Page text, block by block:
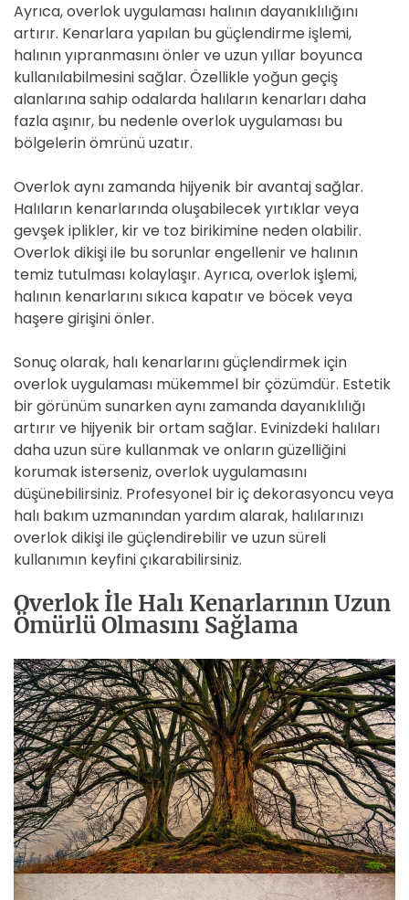
Ayrıca, overlok uygulaması halının dayanıklılığını
artırır. Kenarlara yapılan bu güçlendirme işlemi,
halının yıpranmasını önler ve uzun yıllar boyunca
kullanılabilmesini sağlar. Özellikle yoğun geçiş
alanlarına sahip odalarda halıların kenarları daha
fazla aşınır, bu nedenle overlok uygulaması bu
bölgelerin ömrünü uzatır.
Overlok aynı zamanda hijyenik bir avantaj sağlar.
Halıların kenarlarında oluşabilecek yırtıklar veya
gevşek iplikler, kir ve toz birikimine neden olabilir.
Overlok dikişi ile bu sorunlar engellenir ve halının
temiz tutulması kolaylaşır. Ayrıca, overlok işlemi,
halının kenarlarını sıkıca kapatır ve böcek veya
haşere girişini önler.
Sonuç olarak, halı kenarlarını güçlendirmek için
overlok uygulaması mükemmel bir çözümdür. Estetik
bir görünüm sunarken aynı zamanda dayanıklılığı
artırır ve hijyenik bir ortam sağlar. Evinizdeki halıları
daha uzun süre kullanmak ve onların güzelliğini
korumak isterseniz, overlok uygulamasını
düşünebilirsiniz. Profesyonel bir iç dekorasyoncu veya
halı bakım uzmanından yardım alarak, halılarınızı
overlok dikişi ile güçlendirebilir ve uzun süreli
kullanımın keyfini çıkarabilirsiniz.
Overlok İle Halı Kenarlarının Uzun
Ömürlü Olmasını Sağlama